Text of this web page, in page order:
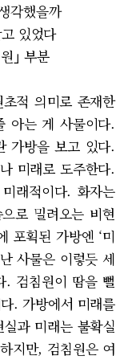
각했을까
있었다
분
적 의미로 존재한
아는 게 사물이다.
가방을 보고 있다.
미래로 도주한다.
래적이다. 화자는
로 밀려오는 비현
포획된 가방엔 ‘미
사물은 이렇듯 세
. 검침원이 땀을 뻘
. 가방에서 미래를
과 미래는 불확실
지만, 검침원은 여